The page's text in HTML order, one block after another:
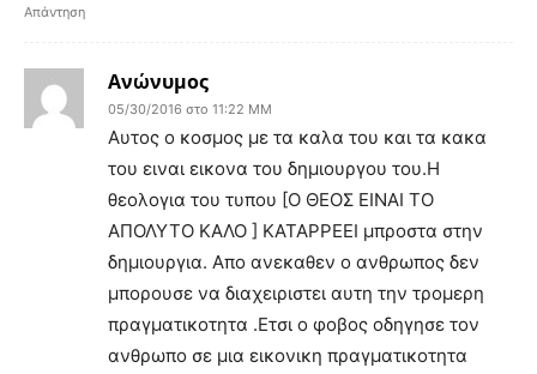
Απάντηση
Ανώνυμος
05/30/2016 στο 11:22 ΜΜ
Aυτος ο κοσμος με τα καλα του και τα κακα
του ειναι εικονα του δημιουργου του.Η
θεολογια του τυπου [Ο ΘΕΟΣ ΕΙΝΑΙ ΤΟ
ΑΠΟΛΥΤΟ ΚΑΛΟ ] ΚΑΤΑΡΡΕΕΙ μπροστα στην
δημιουργια. Απο ανεκαθεν ο ανθρωπος δεν
μπορουσε να διαχειριστει αυτη την τρομερη
πραγματικοτητα .Ετσι ο φοβος οδηγησε τον
ανθρωπο σε μια εικονικη πραγματικοτητα